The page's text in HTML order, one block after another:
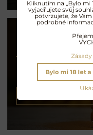
Koktejly na
Exotické opojení
Kliknutím na „Bylo mi
vyjadřujete svůj
potvrzujete, že
podrobné
Bylo mi 18 let